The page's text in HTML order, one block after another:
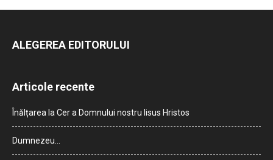
ALEGEREA EDITORULUI
Articole recente
Înălțarea la Cer a Domnului nostru Iisus Hristos
Dumnezeu…